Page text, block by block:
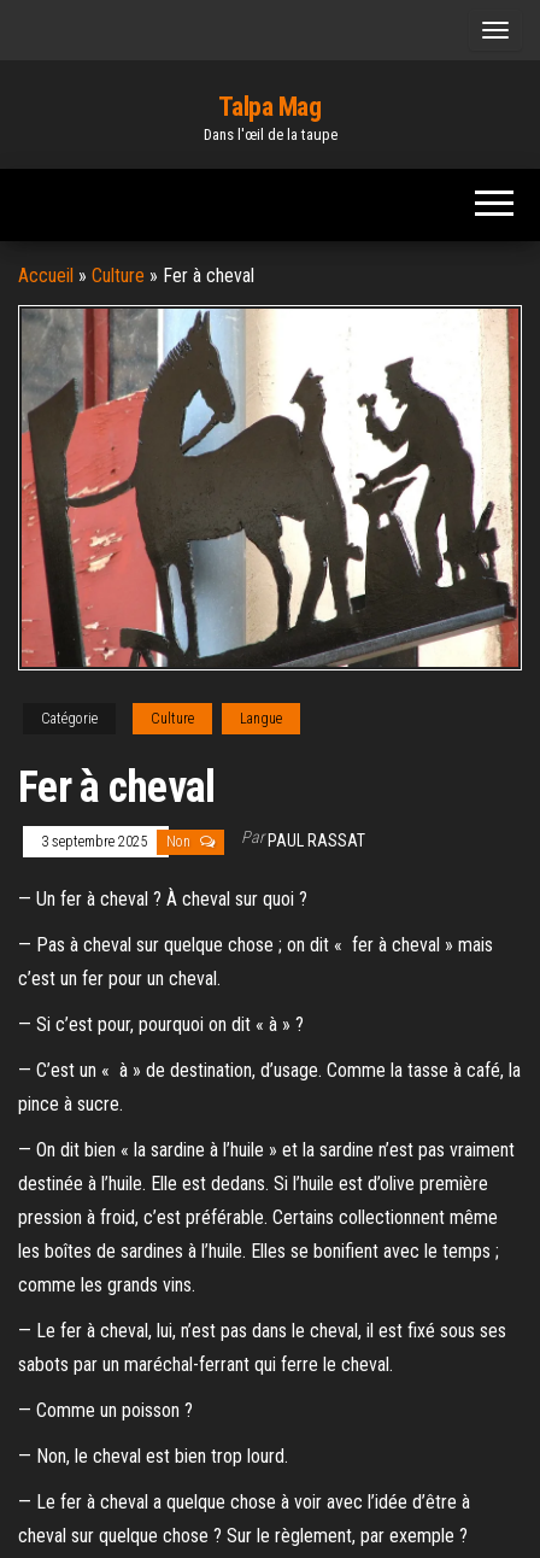
Talpa Mag
Dans l'œil de la taupe
Accueil » Culture » Fer à cheval
Catégorie Culture Langue
Fer à cheval
3 septembre 2025 Non ParPAUL RASSAT
— Un fer à cheval ? À cheval sur quoi ?
— Pas à cheval sur quelque chose ; on dit « fer à cheval » mais
c’est un fer pour un cheval.
— Si c’est pour, pourquoi on dit « à » ?
— C’est un « à » de destination, d’usage. Comme la tasse à café, la
pince à sucre.
— On dit bien « la sardine à l’huile » et la sardine n’est pas vraiment
destinée à l’huile. Elle est dedans. Si l’huile est d’olive première
pression à froid, c’est préférable. Certains collectionnent même
les boîtes de sardines à l’huile. Elles se bonifient avec le temps ;
comme les grands vins.
— Le fer à cheval, lui, n’est pas dans le cheval, il est fixé sous ses
sabots par un maréchal-ferrant qui ferre le cheval.
— Comme un poisson ?
— Non, le cheval est bien trop lourd.
— Le fer à cheval a quelque chose à voir avec l’idée d’être à
cheval sur quelque chose ? Sur le règlement, par exemple ?